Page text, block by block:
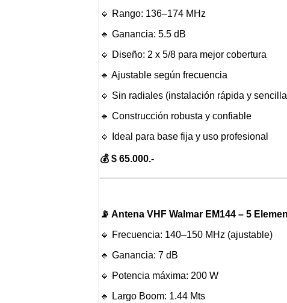
🔹 Rango: 136–174 MHz
🔹 Ganancia: 5.5 dB
🔹 Diseño: 2 x 5/8 para mejor cobertura
🔹 Ajustable según frecuencia
🔹 Sin radiales (instalación rápida y
🔹 Construcción robusta y confiable
🔹 Ideal para base fija y uso profesional
💰 $ 65.000.-
📡 Antena VHF Walmar EM144 – 5
🔹 Frecuencia: 140–150 MHz (ajustable)
🔹 Ganancia: 7 dB
🔹 Potencia máxima: 200 W
🔹 Largo Boom: 1.44 Mts